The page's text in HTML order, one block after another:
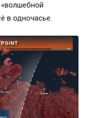
в одночасье.